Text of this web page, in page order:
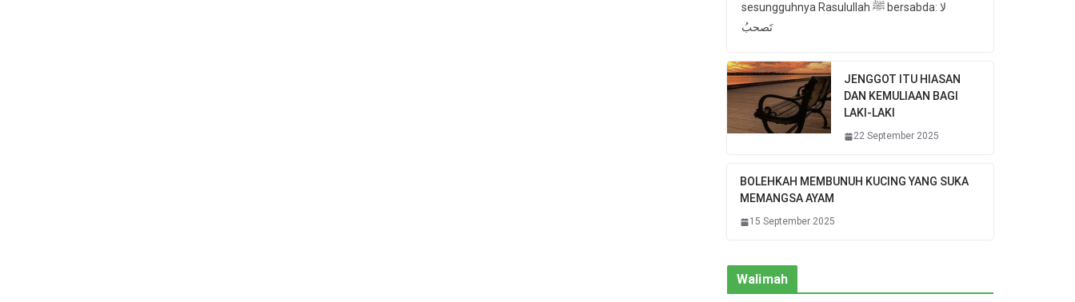
sesungguhnya Rasulullah ﷺ bersabda: لا
تَصحبُ
JENGGOT ITU HIASAN
DAN KEMULIAAN BAGI
LAKI-LAKI
22 September 2025
BOLEHKAH MEMBUNUH KUCING YANG SUKA
MEMANGSA AYAM
15 September 2025
Walimah